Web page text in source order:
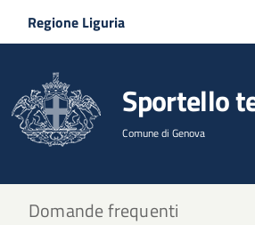
Salta al contenuto principale
Skip to site navigation
Regione Liguria
Sportello
Comune di Genova
Domande frequenti